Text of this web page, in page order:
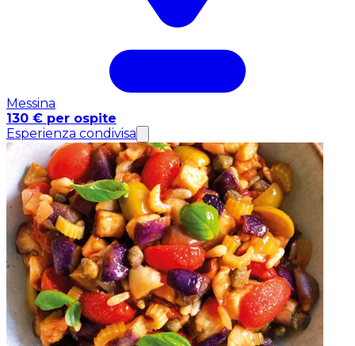
Messina
130 € per ospite
Esperienza condivisa